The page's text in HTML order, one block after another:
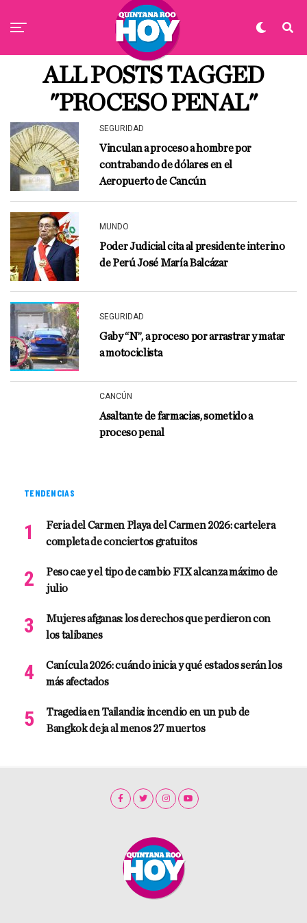
ALL POSTS TAGGED
"PROCESO PENAL"
SEGURIDAD
Vinculan a proceso a hombre por
contrabando de dólares en el
Aeropuerto de Cancún
MUNDO
Poder Judicial cita al presidente interino
de Perú José María Balcázar
SEGURIDAD
Gaby “N”, a proceso por arrastrar y matar
a motociclista
CANCÚN
Asaltante de farmacias, sometido a
proceso penal
TENDENCIAS
Feria del Carmen Playa del Carmen 2026: cartelera
completa de conciertos gratuitos
Peso cae y el tipo de cambio FIX alcanza máximo de
julio
Mujeres afganas: los derechos que perdieron con
los talibanes
Canícula 2026: cuándo inicia y qué estados serán los
más afectados
Tragedia en Tailandia: incendio en un pub de
Bangkok deja al menos 27 muertos